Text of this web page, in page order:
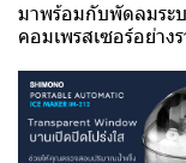
มาพร้อมกับพัดลมระบ
คอมเพรสเซอร์อย่างร